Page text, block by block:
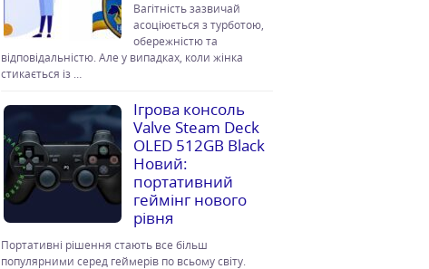
Вагітність зазвичай
асоціюється з турботою,
обережністю та
відповідальністю. Але у випадках, коли жінка
стикається із …
Ігрова консоль
Valve Steam Deck
OLED 512GB Black
Новий:
портативний
геймінг нового
рівня
Портативні рішення стають все більш
популярними серед геймерів по всьому світу.